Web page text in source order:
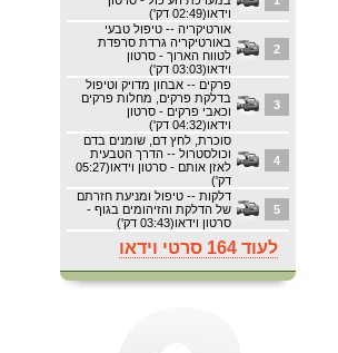
וידאו(02:49 דק')
אורטיקריה -- טיפול טבעי
באורטיקריה גרדת סרפדת
לטווח הארוך - סרטון
וידאו(03:03 דק')
2
פרקים -- אבחון מדויק וטיפול
בדלקת פרקים, מחלות פרקים
וכאבי פרקים - סרטון
וידאו(04:32 דק')
3
סוכרת, לחץ דם, שומנים בדם
וכולסטרול -- הדרך הטבעית
לאזן אותם - סרטון וידאו(05:27
דק')
4
דלקות -- טיפול ומניעת חזרתם
של הדלקת והזיהומים בגוף -
סרטון וידאו(03:43 דק')
5
לעוד 164 סרטי וידאו